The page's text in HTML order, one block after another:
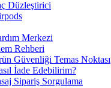
Düzleştirici
Merkezi
Rehberi
Güvenliği Temas Noktası
İade Edebilirim?
Sipariş Sorgulama